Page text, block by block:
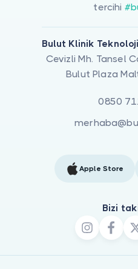
tercihi
Bulut Klinik
Cevizli Mh. Tansel
Bulut Plaza
0850
Apple Store
Bizi